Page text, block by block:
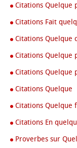
Citations Quelque
Citations Fait
Citations Quelque
Citations Quelque
Citations Quelque
Citations Quelque
Citations Quelque
Citations En
Proverbes sur